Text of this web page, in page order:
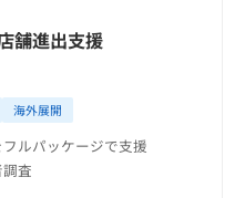
舗進出支援
海外展開
ルパッケージで支援
査